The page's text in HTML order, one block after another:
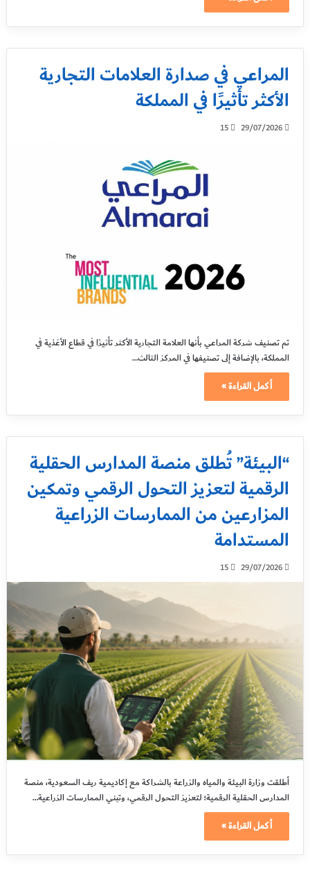
المراعي في صدارة العلامات التجارية
الأكثر تأثيرًا في المملكة
29/07/2026
15
تم تصنيف شركة المراعي بأنها العلامة التجارية الأكثر تأثيرًا في قطاع الأغذية في
المملكة، بالإضافة إلى تصنيفها في المركز الثالث…
أكمل القراءة »
“البيئة” تُطلق منصة المدارس الحقلية
الرقمية لتعزيز التحول الرقمي وتمكين
المزارعين من الممارسات الزراعية
المستدامة
29/07/2026
15
أطلقت وزارة البيئة والمياه والزراعة بالشراكة مع إكاديمية ريف السعودية، منصة
المدارس الحقلية الرقمية؛ لتعزيز التحول الرقمي، وتبني الممارسات الزراعية…
أكمل القراءة »